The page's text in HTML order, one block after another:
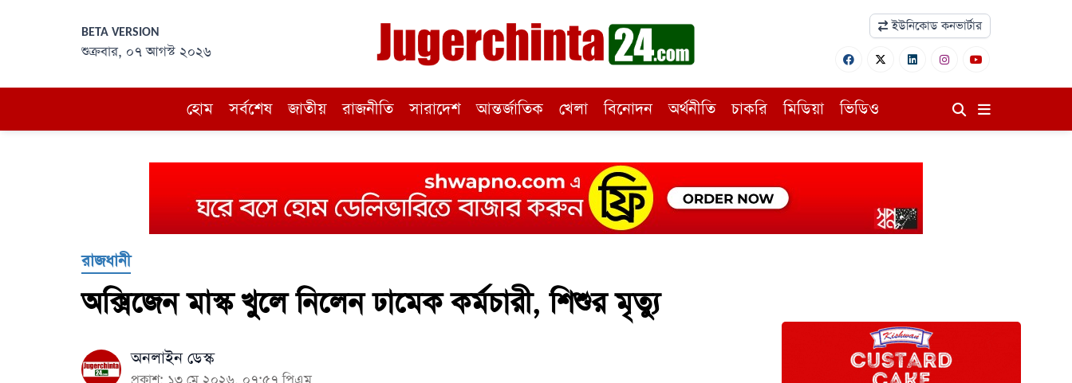
BETA VERSION
শুক্রবার, ০৭ আগস্ট ২০২৬
ইউনিকোড কনভার্টার
হোম সর্বশেষ জাতীয় রাজনীতি সারাদেশ আন্তর্জাতিক খেলা বিনোদন অর্থনীতি চাকরি মিডিয়া ভিডিও
রাজধানী
অক্সিজেন মাস্ক খুলে নিলেন ঢামেক কর্মচারী, শিশুর মৃত্যু
অনলাইন ডেস্ক